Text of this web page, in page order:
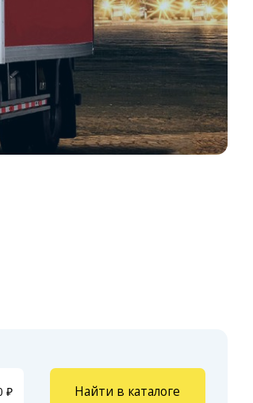
Найти в каталоге